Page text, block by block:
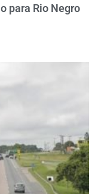
para Rio Negro